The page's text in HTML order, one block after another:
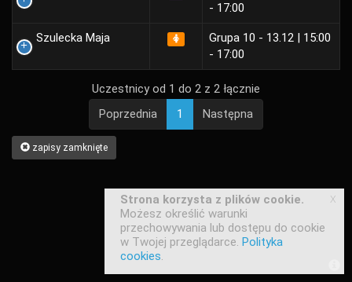
- 17:00
Szulecka Maja
Grupa 10 - 13.12 | 15:00
- 17:00
Uczestnicy od 1 do 2 z 2 łącznie
Poprzednia
1 Następna
zapisy zamknięte
Strona korzysta z plików cookie.
Możesz określić warunki
przechowywania lub dostępu do cookie
w Twojej przeglądarce. Polityka
cookies.
x